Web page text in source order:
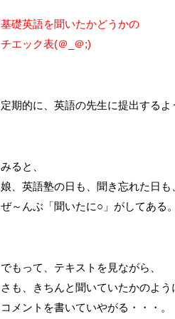
基礎英語を聞いたかどうかの
チエック表(＠_＠;)
定期的に、英語の先生に提出するよ
みると、
娘、英語塾の日も、聞き忘れた日も
ぜ～んぶ「聞いたに○」がしてある。
でもって、テキストを見ながら、
さも、きちんと聞いていたかのよう
コメントを書いていやがる・・・。